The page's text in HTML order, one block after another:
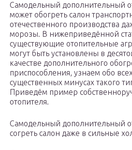
Cамодельный дополнительный
может обогреть салон
отечественного производства
морозы. В нижеприведённой
существующие отопительные
могут быть установлены в
качестве дополнительного
приспособления, узнаем обо
существенных минусах такого
Приведём пример
отопителя.
Самодельный дополнительный
согреть салон даже в сильные